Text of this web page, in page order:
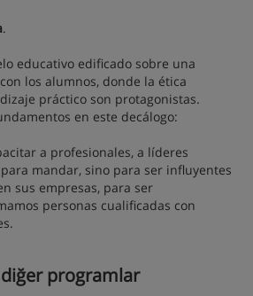
.
educativo edificado sobre una
los alumnos, donde la ética
práctico son protagonistas.
en este decálogo:
a profesionales, a líderes
mandar, sino para ser influyentes
sus empresas, para ser
personas cualificadas con
programlar